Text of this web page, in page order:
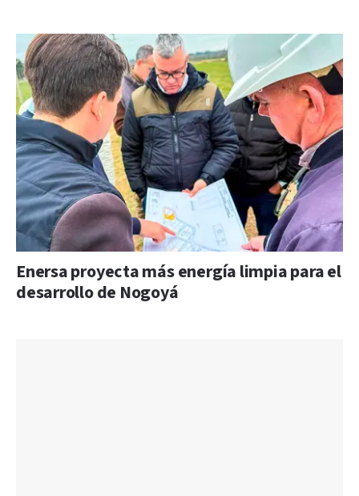
Enersa proyecta más energía limpia para el
desarrollo de Nogoyá